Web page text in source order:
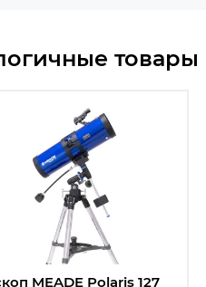
товары
MEADE Polaris 127